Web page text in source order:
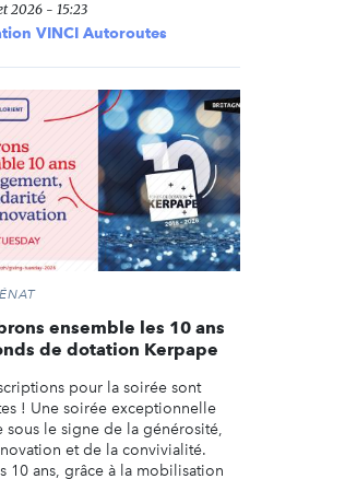
2026 - 15:23
VINCI Autoroutes
ensemble les 10 ans
de dotation Kerpape
pour la soirée sont
! Une soirée exceptionnelle
sous le signe de la générosité,
et de la convivialité.
10 ans, grâce à la mobilisation